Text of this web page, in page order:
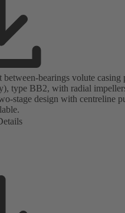
bearings volute casing
type BB2, with radial
stage design with centreline